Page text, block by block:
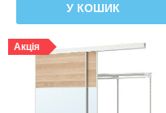
У КОШИК
Акція